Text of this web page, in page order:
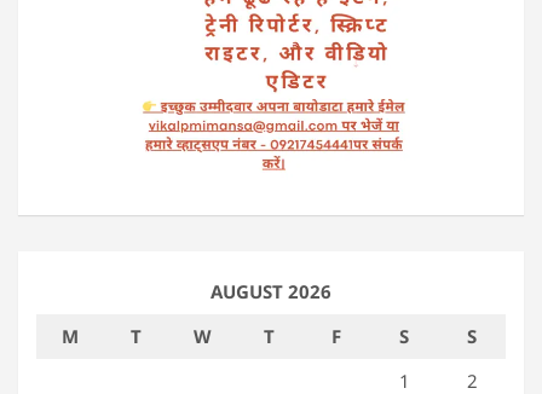
AUGUST 2026
M
T W T F S
S
1
2